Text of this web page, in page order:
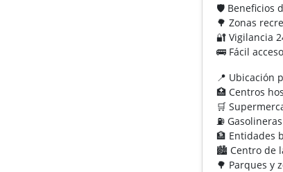
🛡️ Beneficios
🌳 Zonas
🔐 Vigilancia
🚌 Fácil
📍 Ubicación
🏥 Centros
🛒
⛽ Gasolineras
🏦 Entidades
🏙️ Centro de
🌳 Parques y